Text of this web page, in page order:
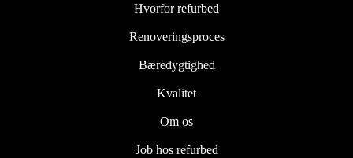
Hvorfor refurbed
Renoveringsproces
Bæredygtighed
Kvalitet
Om os
Job hos refurbed